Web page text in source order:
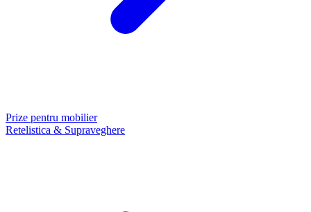
Prize pentru mobilier
Retelistica & Supraveghere